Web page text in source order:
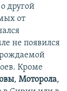
другой
от
не появился
Кроме
, Моторола,